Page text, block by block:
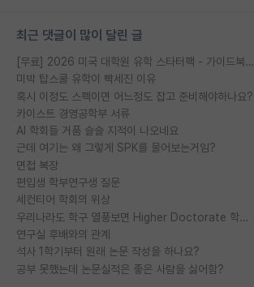
최근 댓글이 많이 달린 글
[무료] 2026 미국 대학원 유학 스타터팩 - 가이드북 & 합격자 컨택메일 템플릿
미박 탑스쿨 유학이 빡세진 이유
혹시 이정도 스펙이면 어느정도 잡고 준비해야하나요?
카이스트 경영공학부 서류
AI 학회들 거품 슬슬 지적이 나오네요
근데 여기는 왜 그렇게 SPK를 물어보는거임?
면접 복장
편입생 학부연구생 질문
세컨티어 학회의 위상
우리나라도 학구 열풍보면 Higher Doctorate 학위가 필요하다고 봅니다.
연구실 후배와의 관계
석사 1학기부터 원래 논문 작성을 하나요?
공부 못했는데 논문실적은 좋은 사람을 싫어함?